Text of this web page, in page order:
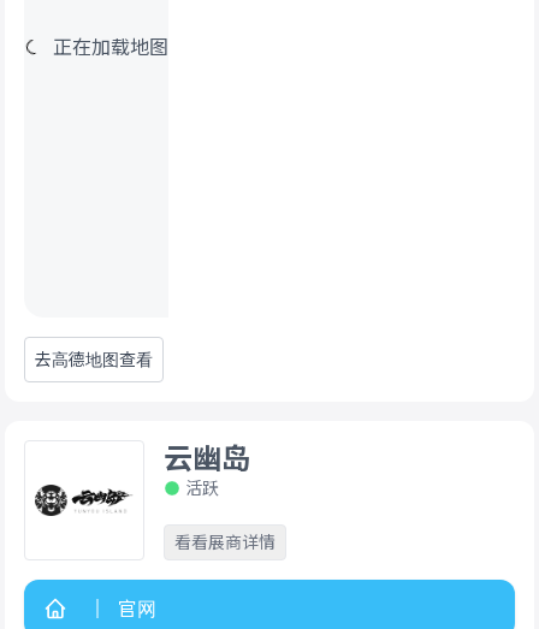
正在加载地图
去高德地图查看
云幽岛
活跃
看看展商详情
官网